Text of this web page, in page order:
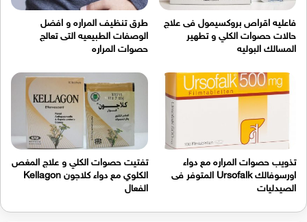
فاعليه اقراص بروكسيمول فى علاج
حالات حصوات الكلي و تطهير
المسالك البوليه
طرق تنظيف المراره و افضل
الوصفات الطبيعيه التى تعالج
حصوات المراره
تذويب حصوات المراره مع دواء
اورسوفالك Ursofalk المتوفر فى
الصيدليات
تفتيت حصوات الكلي و علاج المغص
الكلوي مع دواء كلاجون Kellagon
الفعال